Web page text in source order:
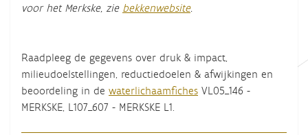
voor het Merkske, zie bekkenwebsite.
Raadpleeg de gegevens over druk & impact,
milieudoelstellingen, reductiedoelen & afwijkingen en
beoordeling in de waterlichaamfiches VL05_146 -
MERKSKE, L107_607 - MERKSKE L1.